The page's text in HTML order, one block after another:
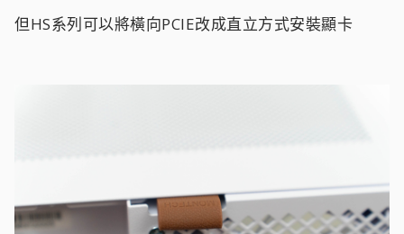
但HS系列可以將橫向PCIE改成直立方式安裝顯卡